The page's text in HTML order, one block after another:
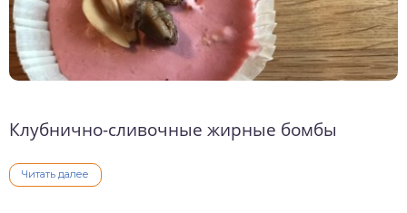
Клубнично-сливочные жирные бомбы
Читать далее